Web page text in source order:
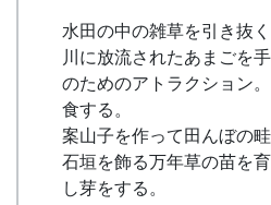
参加者が多いのには理由が
ある。
本来は、田植え祭りの昼食
を供するのだが、今年は雨
田圃の中に入って、肥料を
無理をすれば、畔から撒く
けれど、そういう横着はし
水田の中の雑草を引き抜く
川に放流されたあまごを
のためのアトラクション
食する。
案山子を作って田んぼの畦
石垣を飾る万年草の苗を
し芽をする。